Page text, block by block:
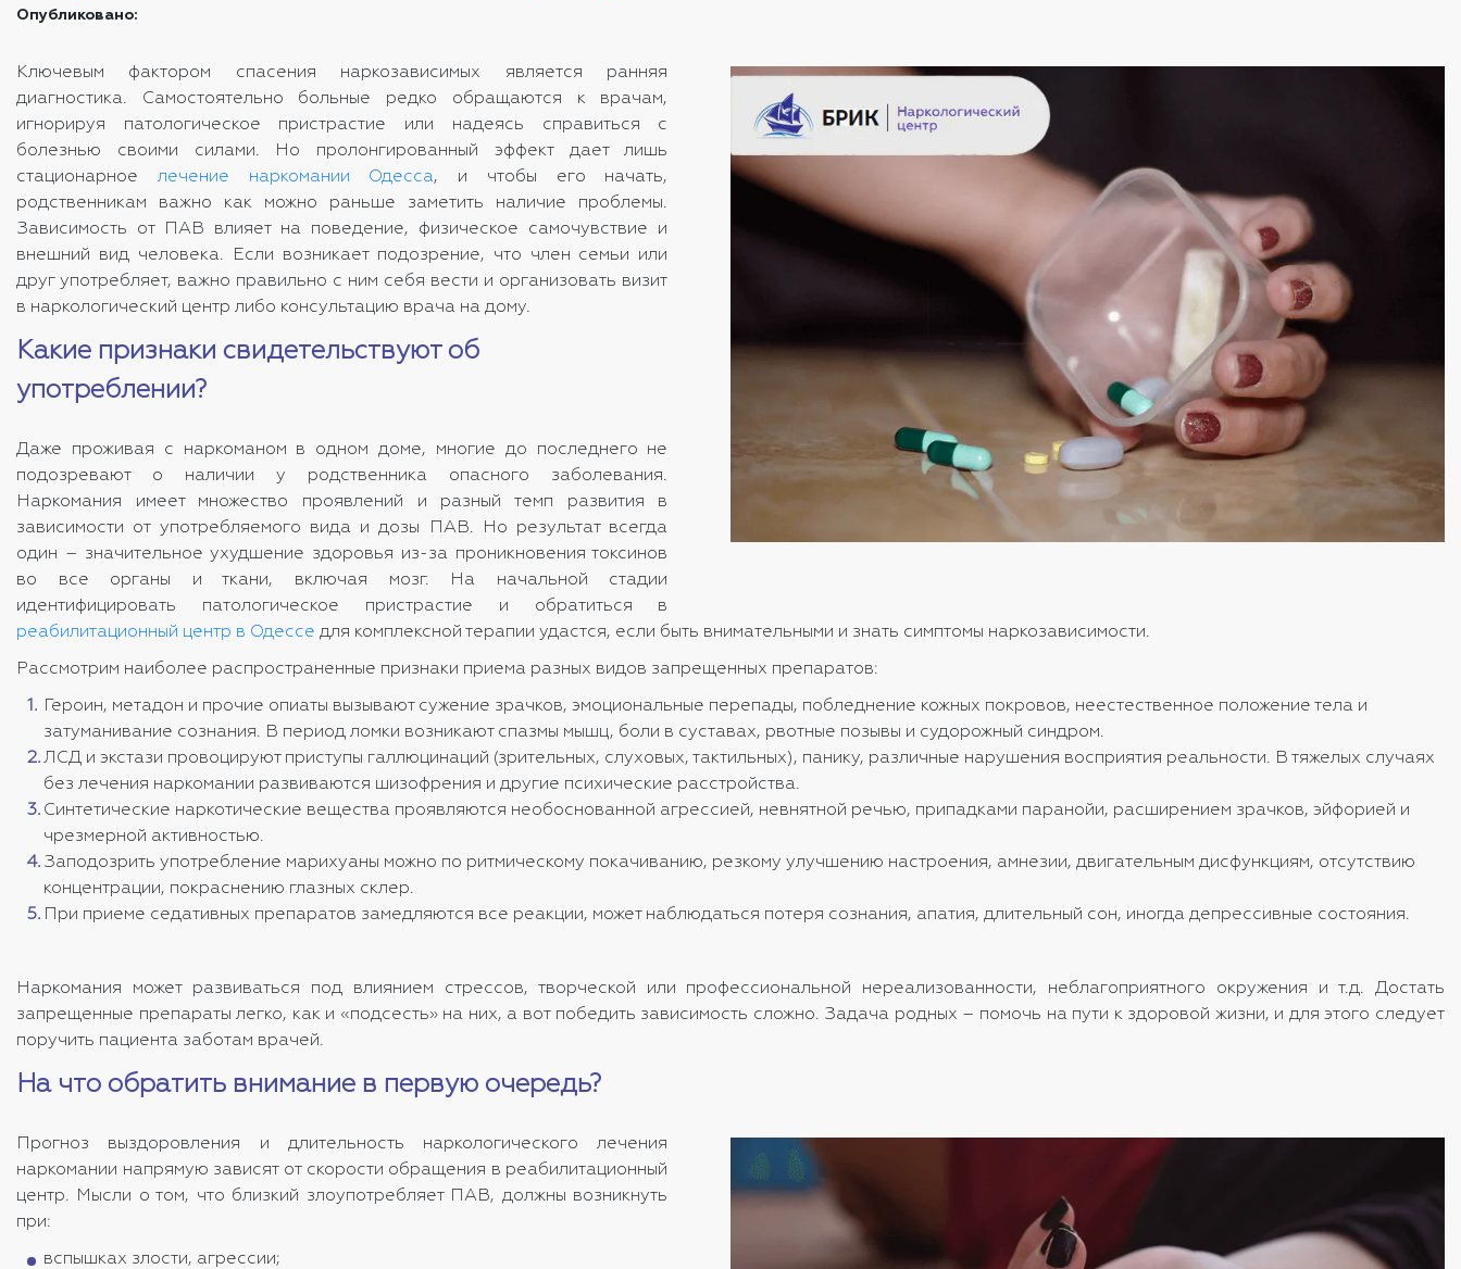
Опубликовано:
Ключевым фактором спасения наркозависимых является ранняя
диагностика. Самостоятельно больные редко обращаются к врачам,
игнорируя патологическое пристрастие или надеясь справиться с
болезнью своими силами. Но пролонгированный эффект дает лишь
стационарное лечение наркомании Одесса, и чтобы его начать,
родственникам важно как можно раньше заметить наличие проблемы.
Зависимость от ПАВ влияет на поведение, физическое самочувствие и
внешний вид человека. Если возникает подозрение, что член семьи или
друг употребляет, важно правильно с ним себя вести и организовать визит
в наркологический центр либо консультацию врача на дому.
Какие признаки свидетельствуют об
употреблении?
Даже проживая с наркоманом в одном доме, многие до последнего не
подозревают о наличии у родственника опасного заболевания.
Наркомания имеет множество проявлений и разный темп развития в
зависимости от употребляемого вида и дозы ПАВ. Но результат всегда
один – значительное ухудшение здоровья из-за проникновения токсинов
во все органы и ткани, включая мозг. На начальной стадии
идентифицировать патологическое пристрастие и обратиться в
реабилитационный центр в Одессе для комплексной терапии удастся, если быть внимательными и знать симптомы наркозависимости.
Рассмотрим наиболее распространенные признаки приема разных видов запрещенных препаратов:
Героин, метадон и прочие опиаты вызывают сужение зрачков, эмоциональные перепады, побледнение кожных покровов, неестественное положение тела и
затуманивание сознания. В период ломки возникают спазмы мышц, боли в суставах, рвотные позывы и судорожный синдром.
ЛСД и экстази провоцируют приступы галлюцинаций (зрительных, слуховых, тактильных), панику, различные нарушения восприятия реальности. В тяжелых случаях
без лечения наркомании развиваются шизофрения и другие психические расстройства.
Синтетические наркотические вещества проявляются необоснованной агрессией, невнятной речью, припадками паранойи, расширением зрачков, эйфорией и
чрезмерной активностью.
Заподозрить употребление марихуаны можно по ритмическому покачиванию, резкому улучшению настроения, амнезии, двигательным дисфункциям, отсутствию
концентрации, покраснению глазных склер.
При приеме седативных препаратов замедляются все реакции, может наблюдаться потеря сознания, апатия, длительный сон, иногда депрессивные состояния.
Наркомания может развиваться под влиянием стрессов, творческой или профессиональной нереализованности, неблагоприятного окружения и т.д. Достать
запрещенные препараты легко, как и «подсесть» на них, а вот победить зависимость сложно. Задача родных – помочь на пути к здоровой жизни, и для этого следует
поручить пациента заботам врачей.
На что обратить внимание в первую очередь?
Прогноз выздоровления и длительность наркологического лечения
наркомании напрямую зависят от скорости обращения в реабилитационный
центр. Мысли о том, что близкий злоупотребляет ПАВ, должны возникнуть
при:
вспышках злости, агрессии;